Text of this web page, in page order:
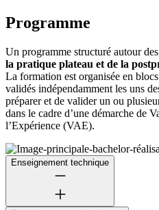
Programme
Un programme structuré autour des
la pratique plateau et de la
La formation est organisée en
validés indépendamment les uns
préparer et de valider un ou
dans le cadre d’une démarche de
l’Expérience (VAE).
Enseignement technique